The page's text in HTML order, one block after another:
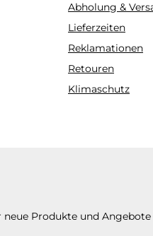
Abholung &
Lieferzeiten
Reklamationen
Retouren
Klimaschutz
neue Produkte und